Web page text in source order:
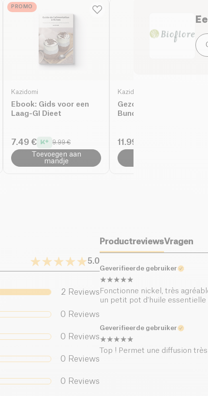
PROMO
Kazidomi
Ebook: Gids voor een
Laag-GI Dieet
7.49 € 9.99 €
Toevoegen aan
mandje
Kazidomi
Gezondheid Ebooks
Bundel
11.99 €
geven de geur van
en zachte
parfumeren.
Geschikt voor kleine
Hoogte van de
Compatibel met de
5.0
2 Reviews
0 Reviews
0 Reviews
0 Reviews
0 Reviews
ProductreviewsVragen
Geverifieerde gebruiker
Fonctionne nickel, très
un petit pot d'huile essentielle
Geverifieerde gebruiker
Top ! Permet une diffusion très